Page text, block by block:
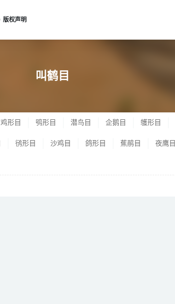
版权声明
叫鹤目
鸡形目 鸮形目 潜鸟目 企鹅目 鹱形目
鸻形目 沙鸡目 鸽形目 蕉鹃目 夜鹰目